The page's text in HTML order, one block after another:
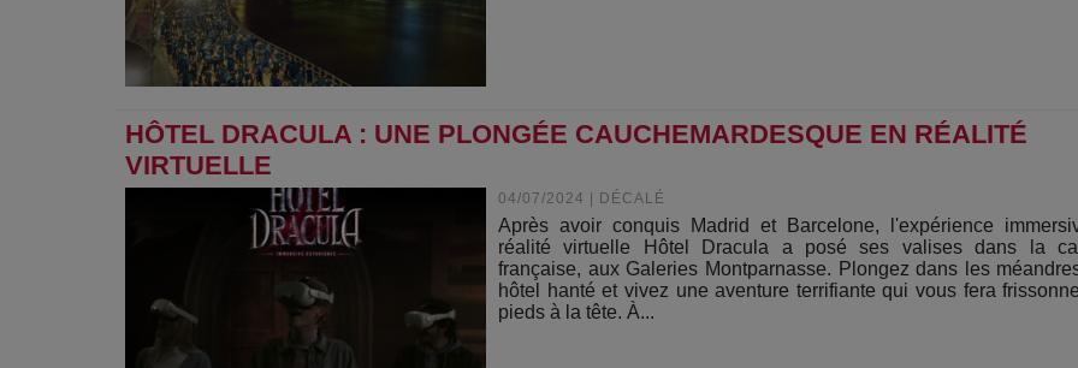
HÔTEL DRACULA : UNE PLONGÉE CAUCHEMARDESQUE EN RÉALITÉ
VIRTUELLE
04/07/2024 DÉCALÉ
Après avoir conquis Madrid et Barcelone, l'expérience
réalité virtuelle Hôtel Dracula a posé ses valises dans la
française, aux Galeries Montparnasse. Plongez dans les
hôtel hanté et vivez une aventure terrifiante qui vous fera
pieds à la tête. À...